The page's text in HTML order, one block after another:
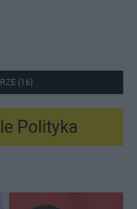
(16)
Polityka